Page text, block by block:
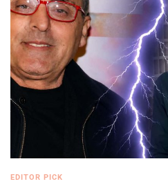
EDITOR PICK